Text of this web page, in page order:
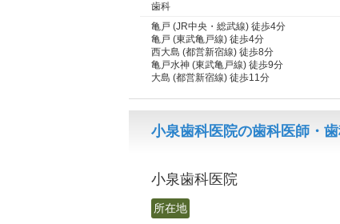
歯科
亀戸 (JR中央・総武線) 徒歩4分
亀戸 (東武亀戸線) 徒歩4分
西大島 (都営新宿線) 徒歩8分
亀戸水神 (東武亀戸線) 徒歩9分
大島 (都営新宿線) 徒歩11分
小泉歯科医院の歯科医師・
小泉歯科医院
所在地